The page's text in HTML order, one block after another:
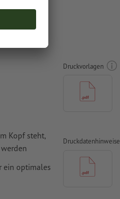
Kopf steht,
ein optimales
Druckvorlagen
Druckdatenhinweise